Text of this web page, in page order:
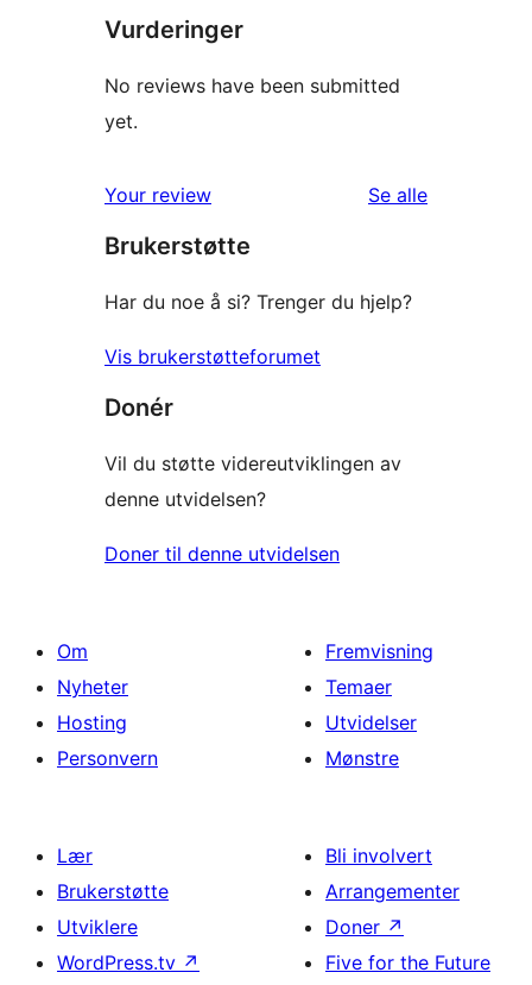
Vurderinger
No reviews have been submitted
yet.
Your review Se alleomtalene
Brukerstøtte
Har du noe å si? Trenger du hjelp?
Vis brukerstøtteforumet
Donér
Vil du støtte videreutviklingen av
denne utvidelsen?
Doner til denne utvidelsen
Om
Nyheter
Hosting
Personvern
Fremvisning
Temaer
Utvidelser
Mønstre
Lær
Brukerstøtte
Utviklere
WordPress.tv ↗
Bli involvert
Arrangementer
Doner ↗
Five for the Future